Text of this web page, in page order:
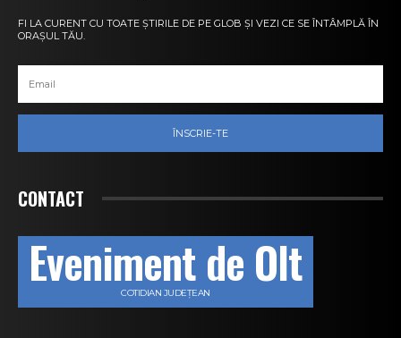
FI LA CURENT CU TOATE ȘTIRILE DE PE GLOB ȘI VEZI CE SE ÎNTÂMPLĂ ÎN
ORAȘUL TĂU.
ÎNSCRIE-TE
CONTACT
Eveniment de Olt
COTIDIAN JUDEȚEAN